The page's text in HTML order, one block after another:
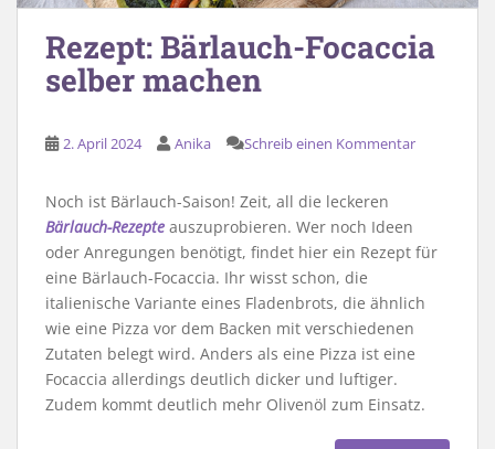
Rezept: Bärlauch-Focaccia
selber machen
2. April 2024 Anika Schreib einen Kommentar
Noch ist Bärlauch-Saison! Zeit, all die leckeren
Bärlauch-Rezepte auszuprobieren. Wer noch Ideen
oder Anregungen benötigt, findet hier ein Rezept für
eine Bärlauch-Focaccia. Ihr wisst schon, die
italienische Variante eines Fladenbrots, die ähnlich
wie eine Pizza vor dem Backen mit verschiedenen
Zutaten belegt wird. Anders als eine Pizza ist eine
Focaccia allerdings deutlich dicker und luftiger.
Zudem kommt deutlich mehr Olivenöl zum Einsatz.